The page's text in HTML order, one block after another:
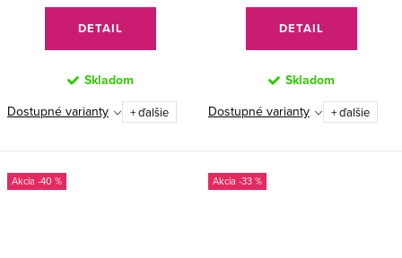
DETAIL
Skladom
Dostupné varianty + ďalšie
DETAIL
Skladom
Dostupné varianty + ďalšie
-40 % -33 %